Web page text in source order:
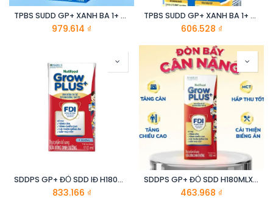
TPBS SUDD GP+ XANH BA 1+ H110MLX48
979.614 ₫
TPBS SUDD GP+ XANH BA 1+ H180MLX48
606.528 ₫
SDDPS GP+ ĐỎ SDD IĐ H180MLX48_DCM
833.166 ₫
SDDPS GP+ ĐỎ SDD H180MLX48
463.968 ₫